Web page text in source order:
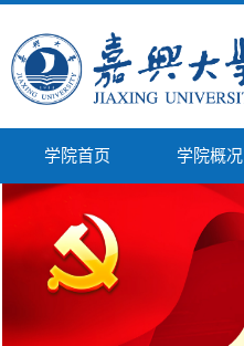
学院首页 学院概况